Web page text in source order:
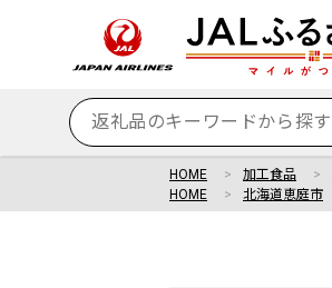
HOME 加工食品
HOME
北海道恵庭市